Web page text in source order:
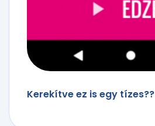
Kerekítve ez is egy tízes??